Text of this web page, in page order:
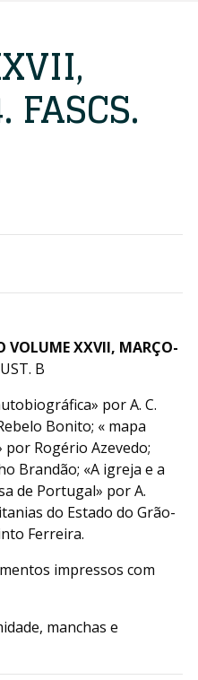
VOLUME XXVII, MARÇO-
B
por A. C.
Bonito; « mapa
Rogério Azevedo;
Brandão; «A igreja e a
de Portugal» por A.
do Estado do Grão-
Ferreira.
impressos com
manchas e